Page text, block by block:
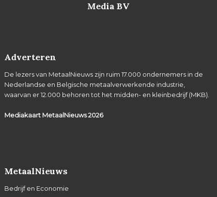
Media BV
Adverteren
De lezers van MetaalNieuws zijn ruim 17.000 ondernemers in de
Nederlandse en Belgische metaalverwerkende industrie,
waarvan er 12.000 behoren tot het midden- en kleinbedrijf (MKB).
Mediakaart MetaalNieuws2026
MetaalNieuws
Bedrijf en Economie